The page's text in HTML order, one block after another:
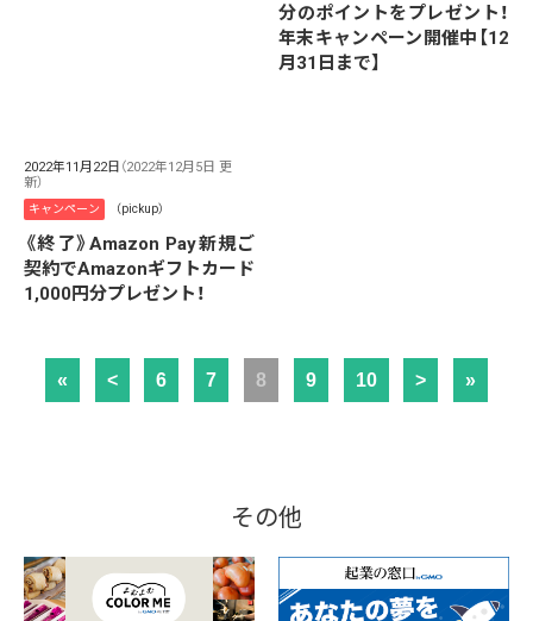
分のポイントをプレゼント！
年末キャンペーン開催中【12
月31日まで】
2022年11月22日 （2022年12月5日 更
新）
キャンペーン （pickup）
《終了》Amazon Pay新規ご
契約でAmazonギフトカード
1,000円分プレゼント！
« < 6 7 8 9 10 > »
その他